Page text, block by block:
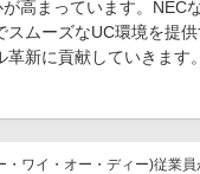
高まっています。NEC
ムーズなUC環境を提
新に貢献していきます。
・ワイ・オー・ディー)従業